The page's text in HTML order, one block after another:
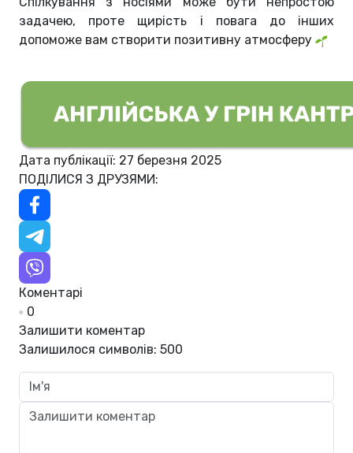
задачею, проте щирість і повага до інших
допоможе вам створити позитивну атмосферу
Дата публікації: 27 березня 2025
ПОДІЛИСЯ З ДРУЗЯМИ:
Коментарі
0
Залишити коментар
Залишилося символів: 500